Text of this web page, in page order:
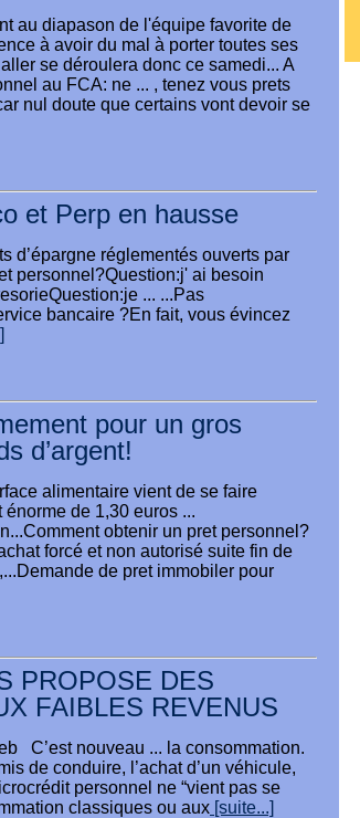
au diapason de l'équipe favorite de
à avoir du mal à porter toutes ses
se déroulera donc ce samedi... A
au FCA: ne ... , tenez vous prets
nul doute que certains vont devoir se
et Perp en hausse
d’épargne réglementés ouverts par
personnel?Question:j' ai besoin
... ...Pas
bancaire ?En fait, vous évincez
pour un gros
d’argent!
alimentaire vient de se faire
de 1,30 euros ...
obtenir un pret personnel?
forcé et non autorisé suite fin de
de pret immobiler pour
PROPOSE DES
FAIBLES REVENUS
C’est nouveau ... la consommation.
de conduire, l’achat d’un véhicule,
personnel ne “vient pas se
classiques ou aux [suite...]